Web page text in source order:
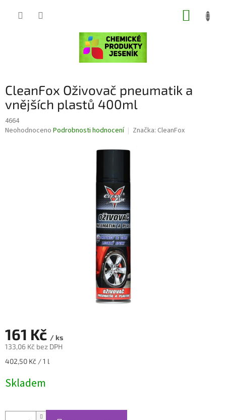
CleanFox Oživovač pneumatik a
vnějších plastů 400ml
4664
Průměrné
Neohodnoceno Podrobnosti hodnocení Značka: CleanFox
161 Kč / ks
133,06 Kč bez DPH
Měrná
402,50 Kč / 1 l
Skladem